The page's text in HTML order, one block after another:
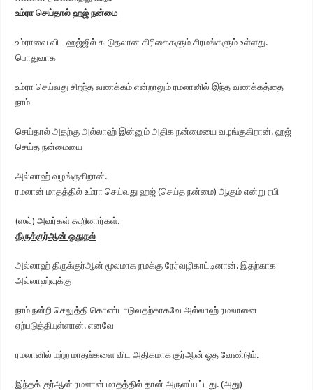
உம்ரா செய்தால் ஹஜ் நன்மை
உம்ராவை விட ஹஜ்ஜில் கூடுதலான கிரிகைகளும் சிரமங்களும் உள்ளது.
பொதுவாக
உம்ரா செய்வது சிறந்த வணக்கம் என்றாலும் ரமலானில் இந்த வணக்கத்தை
நாம்
செய்தால் அதற்கு அல்லாஹ் இன்னும் அதிக நன்மையை வழங்குகிறான். ஹஜ்
செய்த நன்மையை
அல்லாஹ் வழங்குகிறான்.
ரமலான் மாதத்தில் உம்ரா செய்வது ஹஜ் (செய்த நன்மை) ஆகும் என்று நபி
(ஸல்) அவர்கள் கூறினார்கள்.
திருக்குர்ஆன் ஓதுதல்
அல்லாஹ் திருக்குர்ஆன் மூலமாக நமக்கு நேர்வழிகாட்டினான். இதற்காக
அல்லாஹ்வுக்கு
நாம் நன்றி செலுத்தி கொண்டாடுவதற்காகவே அல்லாஹ் ரமலானை
ஏற்படுத்தியுள்ளான். எனவே
ரமலானில் மற்ற மாதங்களை விட அதிகமாக குர்ஆன் ஓத வேண்டும்.
இந்தக் குர்ஆன் ரமளான் மாதத்தில் தான் அருளப்பட்டது. (அது)